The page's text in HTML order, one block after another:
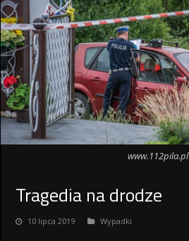
www.112pila.pl
Tragedia na drodze
10 lipca 2019 Wypadki